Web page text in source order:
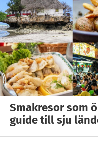
Smakresor som
guide till sju